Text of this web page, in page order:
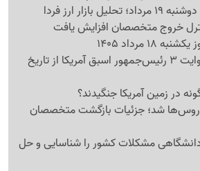
ارز فردا
خروج متخصصان افزایش یافت
مرداد 1405
حذف نام ترامپ در روایت 3 رئیس‌جمهور اسبق آمریکا از تاریخ
در زمین آمریکا جنگیدند؟
روس‌ها شد؛ جزئیات بازگشت متخصصان
مشکلات کشور را شناسایی و حل